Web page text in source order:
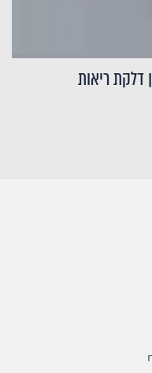
דלקת ריאות